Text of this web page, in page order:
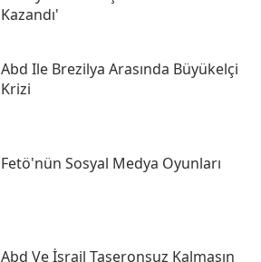
Kazandı'
Abd Ile Brezilya Arasında Büyükelçi
Krizi
Fetö'nün Sosyal Medya Oyunları
Abd Ve İsrail Taşeronsuz Kalmasın